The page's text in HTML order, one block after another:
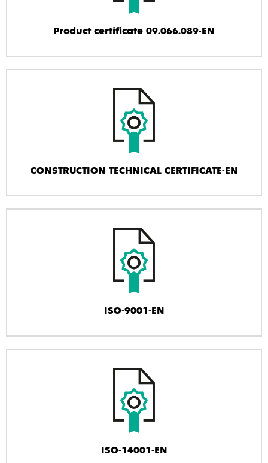
Product certificate 09.066.089-EN
CONSTRUCTION TECHNICAL CERTIFICATE-EN
ISO-9001-EN
ISO-14001-EN